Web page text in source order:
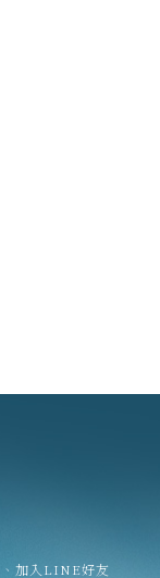
、 加入LINE好友